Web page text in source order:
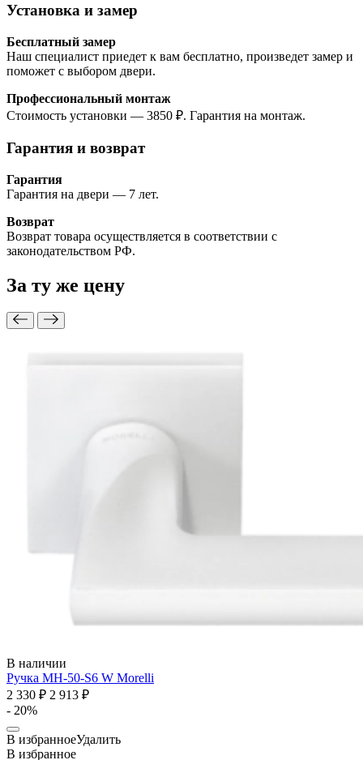
Установка и замер
Бесплатный замер
Наш специалист приедет к вам бесплатно, произведет замер и
поможет с выбором двери.
Профессиональный монтаж
Стоимость установки — 3850 ₽. Гарантия на монтаж.
Гарантия и возврат
Гарантия
Гарантия на двери — 7 лет.
Возврат
Возврат товара осуществляется в соответствии с
законодательством РФ.
За ту же цену
В наличии
Ручка MH-50-S6 W Morelli
2 330 ₽ 2 913 ₽
- 20%
В избранноеУдалить
В избранное